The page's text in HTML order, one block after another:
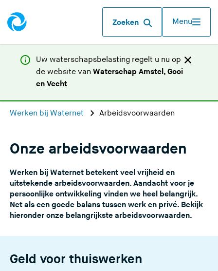
Zoeken Menu
Uw waterschapsbelasting regelt u nu op
de website van Waterschap Amstel, Gooi
en Vecht(
l
a
a
t
d
e
z
Werken bij Waternet Arbeidsvoorwaarden
Onze arbeidsvoorwaarden
Werken bij Waternet betekent veel vrijheid en
uitstekende arbeidsvoorwaarden. Aandacht voor je
persoonlijke ontwikkeling vinden we heel belangrijk.
Net als een goede balans tussen werk en privé. Bekijk
hieronder onze belangrijkste arbeidsvoorwaarden.
Geld voor thuiswerken